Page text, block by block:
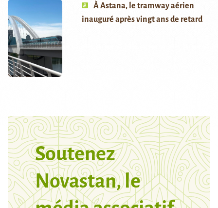
À Astana, le tramway aérien
inauguré après vingt ans de retard
Soutenez
Novastan, le